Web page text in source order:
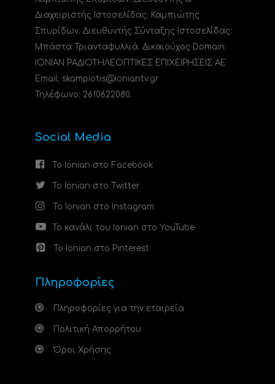
Διαχειριστής Ιστοσελίδας: Καμπιώτης
Σπυρίδων. Διευθυντής Σύνταξης Ιστοσελίδας:
Μπάστα Τριανταφυλλιά. Δικαιούχος Domain:
ΙΟΝΙΑΝ ΡΑΔΙΟΤΗΛΕΟΠΤΙΚΕΣ ΕΠΙΧΕΙΡΗΣΕΙΣ ΑΕ
Email: skampiotis@ioniantv.gr
Τηλέφωνο: 2610622080.
Social Media
Το Ionian στο Facebook
Το Ionian στο Twitter
Το Ionian στο Instagram
Το κανάλι του Ionian στο YouTube
Το Ionian στο Pinterest
Πληροφορίες
Πληροφορίες για την εταιρεία
Πολιτική Απορρήτου
Όροι Χρήσης